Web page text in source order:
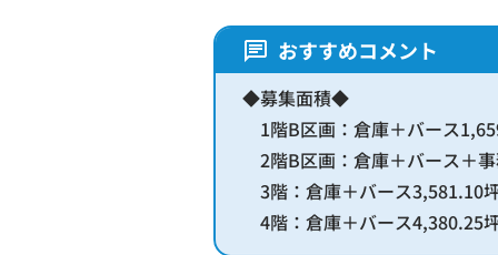
おすすめコメント
◆募集面積◆
1階B区画：倉庫＋バース
2階B区画：倉庫＋バース＋
3階：倉庫＋バース3,581.10
4階：倉庫＋バース4,380.25